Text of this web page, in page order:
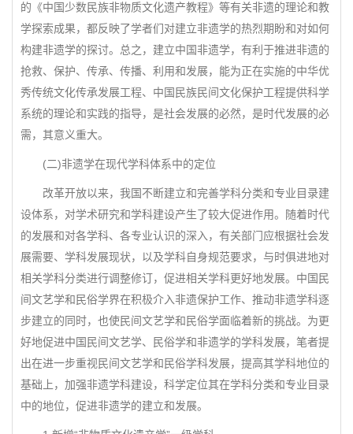
的《中国少数民族非物质文化遗产教程》等有关非遗的理论和教
学探索成果，都反映了学者们对建立非遗学的热烈期盼和对如何
构建非遗学的探讨。总之，建立中国非遗学，有利于推进非遗的
抢救、保护、传承、传播、利用和发展，能为正在实施的中华优
秀传统文化传承发展工程、中国民族民间文化保护工程提供科学
系统的理论和实践的指导，是社会发展的必然，是时代发展的必
需，其意义重大。
(二)非遗学在现代学科体系中的定位
改革开放以来，我国不断建立和完善学科分类和专业目录建
设体系，对学术研究和学科建设产生了较大促进作用。随着时代
的发展和对各学科、各专业认识的深入，有关部门应根据社会发
展需要、学科发展现状，以及学科自身规范要求，与时俱进地对
相关学科分类进行调整修订，促进相关学科更好地发展。中国民
间文艺学和民俗学界在积极介入非遗保护工作、推动非遗学科逐
步建立的同时，也使民间文艺学和民俗学面临着新的挑战。为更
好地促进中国民间文艺学、民俗学和非遗学的学科发展，笔者提
出在进一步重视民间文艺学和民俗学科发展，提高其学科地位的
基础上，加强非遗学科建设，科学定位其在学科分类和专业目录
中的地位，促进非遗学的建立和发展。